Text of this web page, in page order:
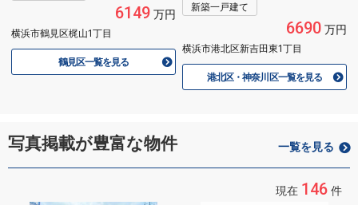
6149万円
横浜市鶴見区梶山1丁目
鶴見区一覧を見る
新築一戸建て
6690万円
横浜市港北区新吉田東1丁目
港北区・神奈川区一覧を見る
写真掲載が豊富な物件 一覧を見る
現在 146 件